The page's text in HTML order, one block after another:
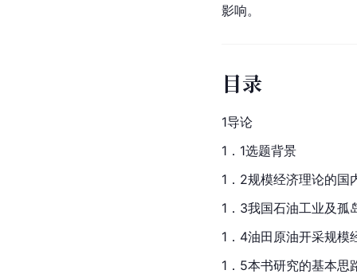
影响。
目录
1导论
1．1选题背景
1．2规模经济理论的国
1．3我国石油工业及孤
1．4油田原油开采规模
1．5本书研究的基本思